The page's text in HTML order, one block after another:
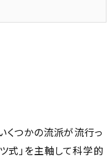
くつかの流派が流行っ
式」を主軸して科学的